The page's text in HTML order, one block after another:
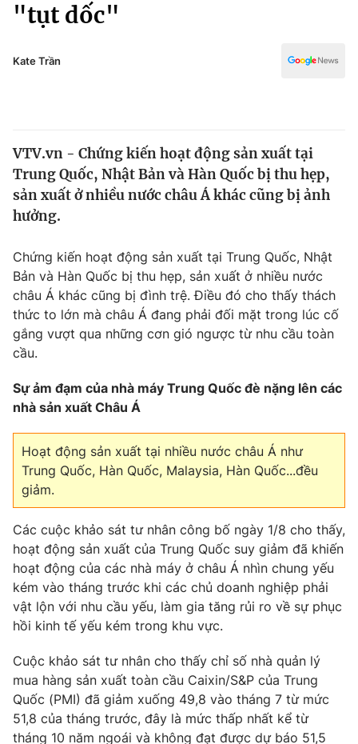
Xã hội
Pháp luật
Thế giới
Tin tức
Thế giới đó đây
Câu chuyện quốc tế
Kinh tế
Thị trường
Góc doanh nghiệp
Dữ liệu và đời sống
Truyền hình
Phim VTV
Hậu trường
Nhân vật
Giải sao mai
Giải trí
Âm nhạc
Đời sống
Làm đẹp
Chất lượng cuộc sống
Giáo dục
Tuyển sinh
Học trực tuyến
Công nghệ
Sản phẩm
Thị trường
Tư vấn
Giao lưu trực tuyến
Lịch phát sóng
Chuyên mục khác
Emagazine Podcast
Photo Infographic
Văn hóa - Giải trí
"tụt dốc"
Kate Trần
VTV.vn - Chứng kiến hoạt động sản xuất tại
Trung Quốc, Nhật Bản và Hàn Quốc bị thu hẹp,
sản xuất ở nhiều nước châu Á khác cũng bị ảnh
hưởng.
Chứng kiến hoạt động sản xuất tại Trung Quốc, Nhật
Bản và Hàn Quốc bị thu hẹp, sản xuất ở nhiều nước
châu Á khác cũng bị đình trệ. Điều đó cho thấy thách
thức to lớn mà châu Á đang phải đối mặt trong lúc cố
gắng vượt qua những cơn gió ngược từ nhu cầu toàn
cầu.
Sự ảm đạm của nhà máy Trung Quốc đè nặng lên các
nhà sản xuất Châu Á
Hoạt động sản xuất tại nhiều nước châu Á như
Trung Quốc, Hàn Quốc, Malaysia, Hàn Quốc...đều
giảm.
Các cuộc khảo sát tư nhân công bố ngày 1/8 cho thấy,
hoạt động sản xuất của Trung Quốc suy giảm đã khiến
hoạt động của các nhà máy ở châu Á nhìn chung yếu
kém vào tháng trước khi các chủ doanh nghiệp phải
vật lộn với nhu cầu yếu, làm gia tăng rủi ro về sự phục
hồi kinh tế yếu kém trong khu vực.
Cuộc khảo sát tư nhân cho thấy chỉ số nhà quản lý
mua hàng sản xuất toàn cầu Caixin/S&P của Trung
Quốc (PMI) đã giảm xuống 49,8 vào tháng 7 từ mức
51,8 của tháng trước, đây là mức thấp nhất kể từ
tháng 10 năm ngoái và không đạt được dự báo 51,5